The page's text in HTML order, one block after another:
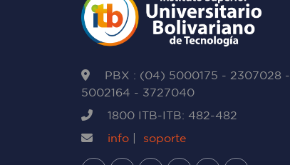
PBX : (04) 5000175 - 2307028 -
5002164 - 3727040
1800 ITB-ITB: 482-482
info
soporte